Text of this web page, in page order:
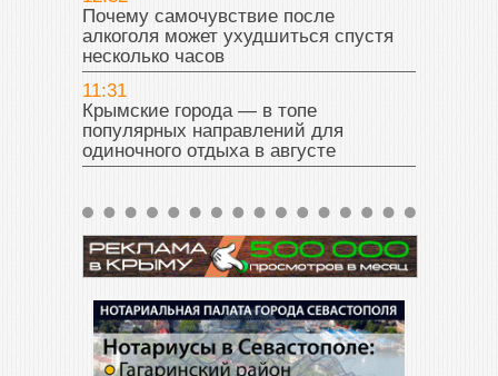
Почему самочувствие после
алкоголя может ухудшиться спустя
несколько часов
11:31
Крымские города — в топе
популярных направлений для
одиночного отдыха в августе